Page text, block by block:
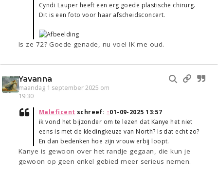
Cyndi Lauper heeft een erg goede plastische chirurg.
Dit is een foto voor haar afscheidsconcert.
Is ze 72? Goede genade, nu voel IK me oud.
Yavanna
maandag 1 september 2025 om
19:30
Maleficent schreef: ↑01-09-2025 13:57
ik vond het bijzonder om te lezen dat Kanye het niet
eens is met de kledingkeuze van North? Is dat echt zo?
En dan bedenken hoe zijn vrouw erbij loopt.
Kanye is gewoon over het randje gegaan, die kun je
gewoon op geen enkel gebied meer serieus nemen.